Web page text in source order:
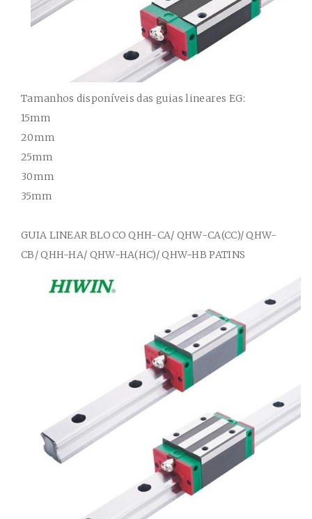
Tamanhos disponíveis das guias lineares EG:
15mm
20mm
25mm
30mm
35mm
GUIA LINEAR BLOCO QHH-CA/ QHW-CA(CC)/ QHW-
CB/ QHH-HA/ QHW-HA(HC)/ QHW-HBPATINS